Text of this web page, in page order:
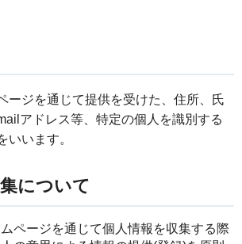
ージを通じて提供を受けた、住所、氏
アドレス等、特定の個人を識別する
いいます。
について
ページを通じて個人情報を収集する際